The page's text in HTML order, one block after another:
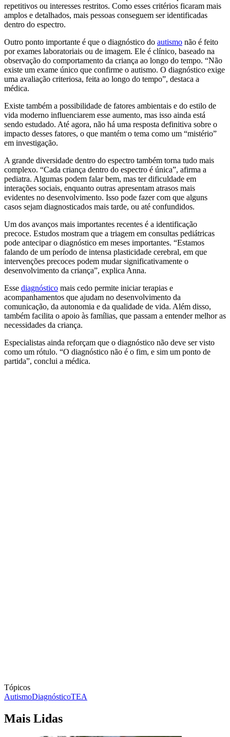
repetitivos ou interesses restritos. Como esses critérios ficaram mais
amplos e detalhados, mais pessoas conseguem ser identificadas
dentro do espectro.
Outro ponto importante é que o diagnóstico do autismo não é feito
por exames laboratoriais ou de imagem. Ele é clínico, baseado na
observação do comportamento da criança ao longo do tempo. “Não
existe um exame único que confirme o autismo. O diagnóstico exige
uma avaliação criteriosa, feita ao longo do tempo”, destaca a
médica.
Existe também a possibilidade de fatores ambientais e do estilo de
vida moderno influenciarem esse aumento, mas isso ainda está
sendo estudado. Até agora, não há uma resposta definitiva sobre o
impacto desses fatores, o que mantém o tema como um “mistério”
em investigação.
A grande diversidade dentro do espectro também torna tudo mais
complexo. “Cada criança dentro do espectro é única”, afirma a
pediatra. Algumas podem falar bem, mas ter dificuldade em
interações sociais, enquanto outras apresentam atrasos mais
evidentes no desenvolvimento. Isso pode fazer com que alguns
casos sejam diagnosticados mais tarde, ou até confundidos.
Um dos avanços mais importantes recentes é a identificação
precoce. Estudos mostram que a triagem em consultas pediátricas
pode antecipar o diagnóstico em meses importantes. “Estamos
falando de um período de intensa plasticidade cerebral, em que
intervenções precoces podem mudar significativamente o
desenvolvimento da criança”, explica Anna.
Esse diagnóstico mais cedo permite iniciar terapias e
acompanhamentos que ajudam no desenvolvimento da
comunicação, da autonomia e da qualidade de vida. Além disso,
também facilita o apoio às famílias, que passam a entender melhor as
necessidades da criança.
Especialistas ainda reforçam que o diagnóstico não deve ser visto
como um rótulo. “O diagnóstico não é o fim, e sim um ponto de
partida”, conclui a médica.
Tópicos
AutismoDiagnósticoTEA
Mais Lidas